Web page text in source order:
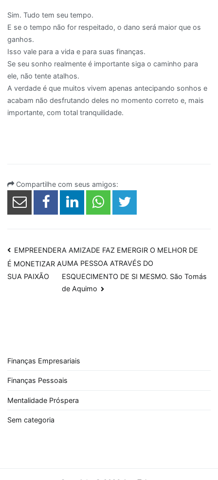
Sim. Tudo tem seu tempo.
E se o tempo não for respeitado, o dano será maior que os
ganhos.
Isso vale para a vida e para suas finanças.
Se seu sonho realmente é importante siga o caminho para
ele, não tente atalhos.
A verdade é que muitos vivem apenas antecipando sonhos e
acabam não desfrutando deles no momento correto e, mais
importante, com total tranquilidade.
Compartilhe com seus amigos:
Navegação
de
EMPREENDER
É MONETIZAR A
SUA PAIXÃO
A AMIZADE FAZ EMERGIR O MELHOR DE
UMA PESSOA ATRAVÉS DO
ESQUECIMENTO DE SI MESMO. São Tomás
de Aquimo
Finanças Empresariais
Finanças Pessoais
Mentalidade Próspera
Sem categoria